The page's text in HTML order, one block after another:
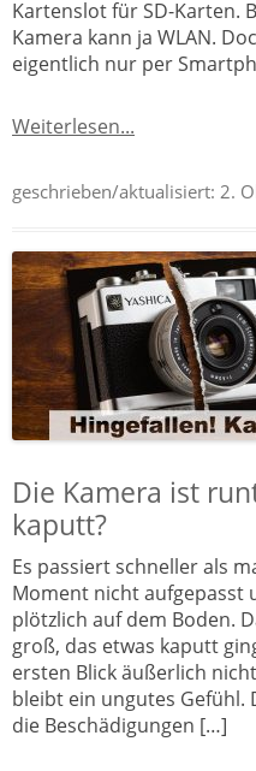
Kartenslot für SD-Karten.
Kamera kann ja WLAN.
eigentlich nur per
Weiterlesen...
geschrieben/aktualisiert: 2.
Die Kamera ist
kaputt?
Es passiert schneller als
Moment nicht aufgepasst
plötzlich auf dem Boden.
groß, das etwas kaputt
ersten Blick äußerlich
bleibt ein ungutes
die Beschädigungen […]